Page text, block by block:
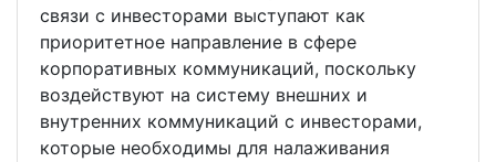
связи с инвесторами выступают как
приоритетное направление в сфере
корпоративных коммуникаций, поскольку
воздействуют на систему внешних и
внутренних коммуникаций с инвесторами,
которые необходимы для налаживания